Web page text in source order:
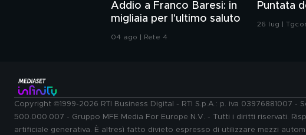
Addio a Franco Baresi: in
migliaia per l'ultimo saluto
04 ago | Rete 4
Puntata
26 lug |
Copyright ©1999-2026 RTI Business Digital - RTI S.p.A.: p. iva 03976881007
500.000.007 - Gruppo MFE Media For Europe N.V. - Tutti i diritti riservati.
artificiale generativa. È altresì fatto divieto espresso di utilizzare mezzi